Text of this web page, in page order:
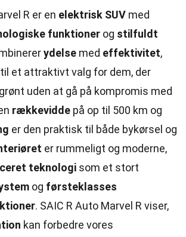
R er en elektrisk SUV med
funktioner og stilfuldt
ydelse med effektivitet,
et attraktivt valg for dem, der
uden at gå på kompromis med
rækkevidde på op til 500 km og
er den praktisk til både bykørsel og
er rummeligt og moderne,
teknologi som et stort
og førsteklasses
. SAIC R Auto Marvel R viser,
kan forbedre vores